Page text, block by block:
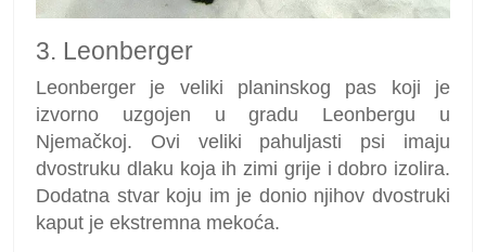
3. Leonberger
Leonberger je veliki planinskog pas koji je
izvorno uzgojen u gradu Leonbergu u
Njemačkoj. Ovi veliki pahuljasti psi imaju
dvostruku dlaku koja ih zimi grije i dobro izolira.
Dodatna stvar koju im je donio njihov dvostruki
kaput je ekstremna mekoća.